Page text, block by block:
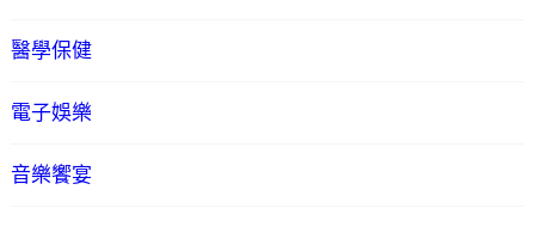
醫學保健
電子娛樂
音樂饗宴